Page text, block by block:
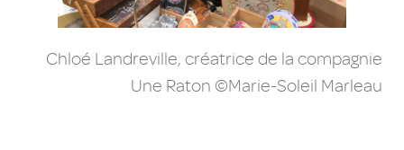
Chloé Landreville, créatrice de la compagnie
Une Raton ©Marie-Soleil Marleau